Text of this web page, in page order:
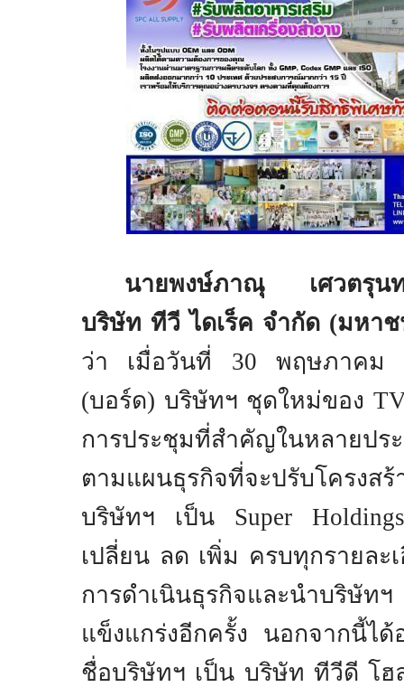
นายพงษ์ภาณุ เศวตรุนท
บริษัท ทีวี ไดเร็ค จำกัด (มหา
ว่า เมื่อวันที่ 30 พฤษภาคม
(บอร์ด) บริษัทฯ ชุดใหม่ของ
การประชุมที่สำคัญในหลายป
ตามแผนธุรกิจที่จะปรับโครงส
บริษัทฯ เป็น Super
เปลี่ยน ลด เพิ่ม ครบทุกรายละ
การดำเนินธุรกิจและนำบริษัท
แข็งแกร่งอีกครั้ง นอกจากนี้ได้
ชื่อบริษัทฯ เป็น บริษัท ทีวีดี โ